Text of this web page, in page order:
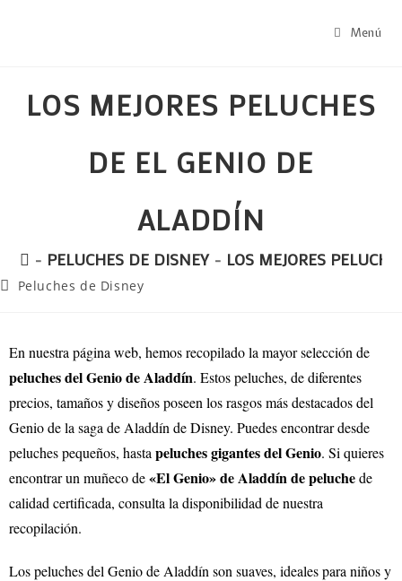
Menú
LOS MEJORES PELUCHES
DE EL GENIO DE
ALADDÍN
- PELUCHES DE DISNEY - LOS MEJORES
Peluches de Disney
En nuestra página web, hemos recopilado la mayor selección de
peluches del Genio de Aladdín. Estos peluches, de diferentes
precios, tamaños y diseños poseen los rasgos más destacados del
Genio de la saga de Aladdín de Disney. Puedes encontrar desde
peluches pequeños, hasta peluches gigantes del Genio. Si quieres
encontrar un muñeco de«El Genio» de Aladdínde peluchede
calidad certificada, consulta la disponibilidad de nuestra
recopilación.
Los peluches del Genio de Aladdín son suaves, ideales para niños y